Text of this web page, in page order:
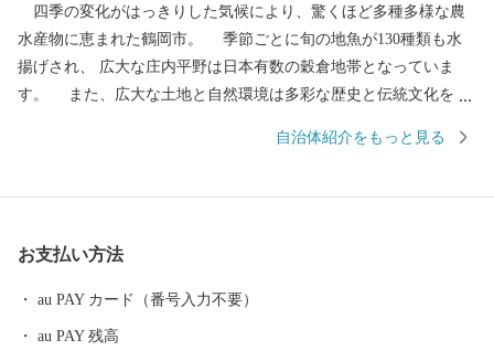
四季の変化がはっきりした気候により、驚くほど多種多様な農
水産物に恵まれた鶴岡市。 季節ごとに旬の地魚が130種類も水
揚げされ、 広大な庄内平野は日本有数の穀倉地帯となっていま
す。 また、広大な土地と自然環境は多彩な歴史と伝統文化をも
市民の手によって大切に継承されています。 その特色が認めら
合わせ 鶴岡市総務部総務課 ふるさと納税担当（平日8時30分~17
問い合わせ 株式会社チャンピオン(管理業務受託事業者) 営業時間
自治体紹介をもっと見る
お支払い方法
au PAY カード（番号入力不要）
au PAY 残高